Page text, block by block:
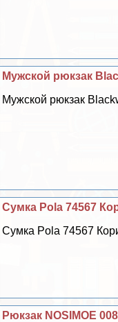
Мужской рюкзак
Мужской рюкзак
Сумка Pola 74567
Сумка Pola 74567
Рюкзак NOSIMOE